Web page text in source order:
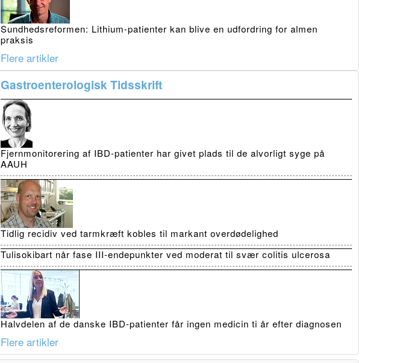
Sundhedsreformen: Lithium-patienter kan blive en udfordring for almen
praksis
Flere artikler
Gastroenterologisk Tidsskrift
Fjernmonitorering af IBD-patienter har givet plads til de alvorligt syge på
AAUH
Tidlig recidiv ved tarmkræft kobles til markant overdødelighed
Tulisokibart når fase III-endepunkter ved moderat til svær colitis ulcerosa
Halvdelen af de danske IBD-patienter får ingen medicin ti år efter diagnosen
Flere artikler